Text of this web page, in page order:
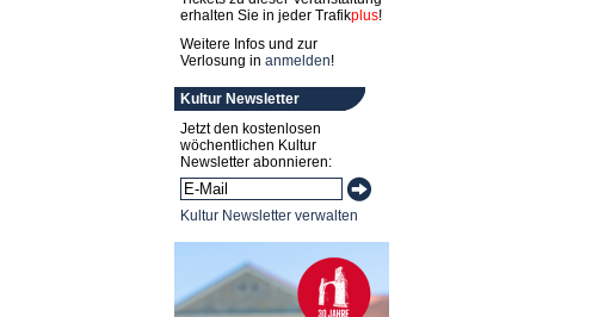
erhalten Sie in jeder Trafikplus!
Weitere Infos und zur
Verlosung in anmelden!
Kultur Newsletter
Jetzt den kostenlosen
wöchentlichen Kultur
Newsletter abonnieren:
Kultur Newsletter verwalten